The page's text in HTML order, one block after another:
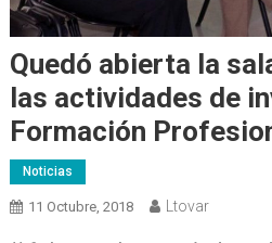
Quedó abierta la
las actividades de
Formación
Noticias
11 Octubre, 2018 Ltovar